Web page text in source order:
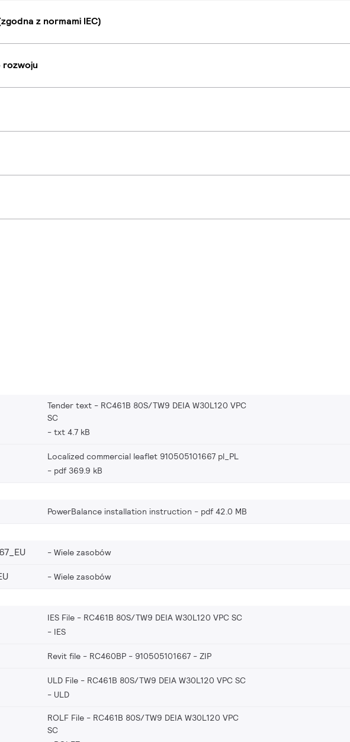
z normami IEC)
rozwoju
Tender text - RC461B 80S/TW9 DEIA W30L120 VPC
SC
txt 4.7 kB
Localized commercial leaflet 910505101667 pl_PL
pdf 369.9 kB
PowerBalance installation instruction pdf 42.0 MB
Wiele zasobów
Wiele zasobów
IES File - RC461B 80S/TW9 DEIA W30L120 VPC SC
IES
Revit file - RC460BP - 910505101667 ZIP
ULD File - RC461B 80S/TW9 DEIA W30L120 VPC SC
ULD
ROLF File - RC461B 80S/TW9 DEIA W30L120 VPC
SC